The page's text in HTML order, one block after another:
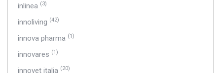
inlinea (3)
innoliving (42)
innova pharma (1)
innovares (1)
innovet italia (20)